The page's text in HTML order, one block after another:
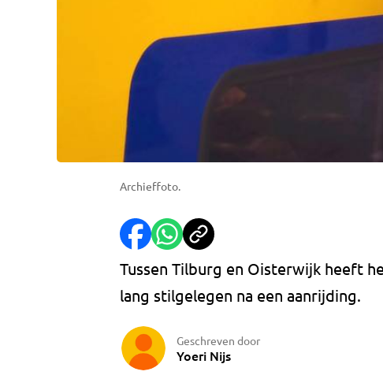
Archieffoto.
Tussen Tilburg en Oisterwijk heeft
lang stilgelegen na een aanrijding.
Geschreven door
Yoeri Nijs